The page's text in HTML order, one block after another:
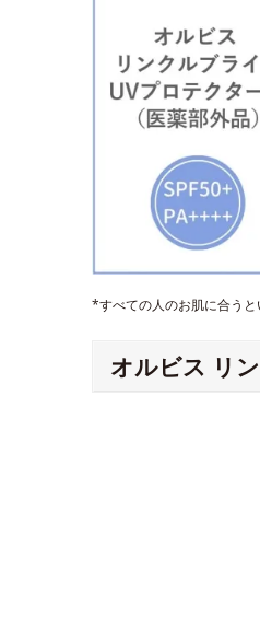
*すべての人のお肌に合う
オルビス リ